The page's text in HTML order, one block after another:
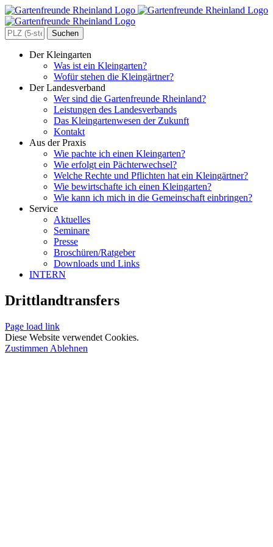
Zum
Inhalt
springen
Search
for:
Der Kleingarten
Was ist ein Kleingarten?
Wofür stehen die Kleingärtner?
Der Landesverband
Wer sind die Gartenfreunde Rheinland?
Leistungen des Landesverbands
Das Kleingartenwesen der Zukunft
Kontakt
Aus der Praxis
Wie pachte ich einen Kleingarten?
Wie erfolgt ein Pächterwechsel?
Welche Rechte und Pflichten hat ein Kleingärtner?
Wie bewirtschafte ich einen Kleingarten?
Wie kann ich mich in die Gemeinschaft einbringen?
Service
Aktuelles
Seminare
Presse
Broschüren/Ratgeber
Downloads und Links
INTERN
Drittlandtransfers
Page load link
Diese Website verwendet Cookies.
Zustimmen Ablehnen